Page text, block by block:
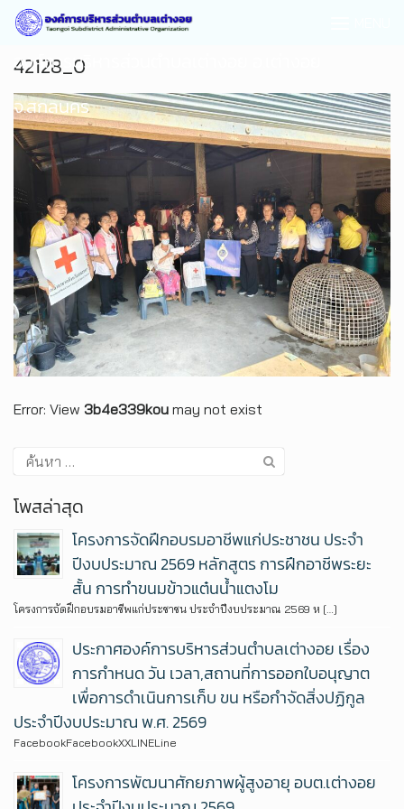
องค์การบริหารส่วนตำบลเต่างอย อ.เต่างอย
จ.สกลนคร
42128_0
Error: View 3b4e339kou may not exist
โพสล่าสุด
โครงการจัดฝึกอบรมอาชีพแก่ประชาชน ประจำ
ปีงบประมาณ 2569 หลักสูตร การฝึกอาชีพระยะ
สั้น การทำขนมข้าวแต๋นน้ำแตงโม
โครงการจัดฝึกอบรมอาชีพแก่ประชาชน ประจำปีงบประมาณ 2569 ห […]
ประกาศองค์การบริหารส่วนตำบลเต่างอย เรื่อง
การกำหนด วัน เวลา,สถานที่การออกใบอนุญาต
เพื่อการดำเนินการเก็บ ขน หรือกำจัดสิ่งปฏิกูล
ประจำปีงบประมาณ พ.ศ. 2569
FacebookFacebookXXLINELine
โครงการพัฒนาศักยภาพผู้สูงอายุ อบต.เต่างอย